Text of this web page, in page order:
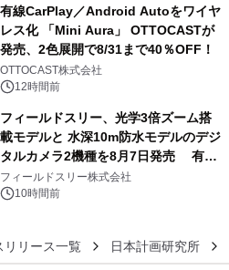
有線CarPlay／Android Autoをワイヤ
レス化 「Mini Aura」 OTTOCASTが
発売、2色展開で8/31まで40％OFF！
OTTOCAST株式会社
12時間前
フィールドスリー、光学3倍ズーム搭
載モデルと 水深10m防水モデルのデジ
タルカメラ2機種を8月7日発売 有効
約1300万画素、用途別に選べるコンデ
ジ新登場
フィールドスリー株式会社
10時間前
リリース一覧 日本計画研究所